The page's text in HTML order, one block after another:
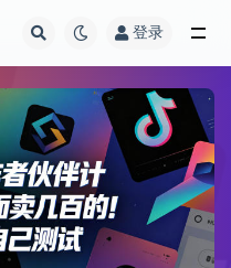
登录